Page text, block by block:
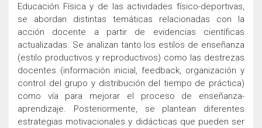
Educación Física y de las actividades físico-deportivas,
se abordan distintas temáticas relacionadas con la
acción docente a partir de evidencias científicas
actualizadas. Se analizan tanto los estilos de enseñanza
(estilo productivos y reproductivos) como las destrezas
docentes (información inicial, feedback, organización y
control del grupo y distribución del tiempo de práctica)
como vía para mejorar el proceso de enseñanza-
aprendizaje. Posteriormente, se plantean diferentes
estrategias motivacionales y didácticas que pueden ser